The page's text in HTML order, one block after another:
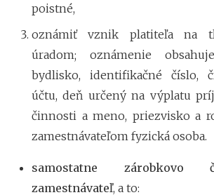
poistné,
oznámiť vznik platiteľa na
úradom; oznámenie
bydlisko, identifikačné číslo,
účtu, deň určený na výplatu
činnosti a meno, priezvisko a
zamestnávateľom fyzická osoba.
samostatne zárobkovo
zamestnávateľ, a to: